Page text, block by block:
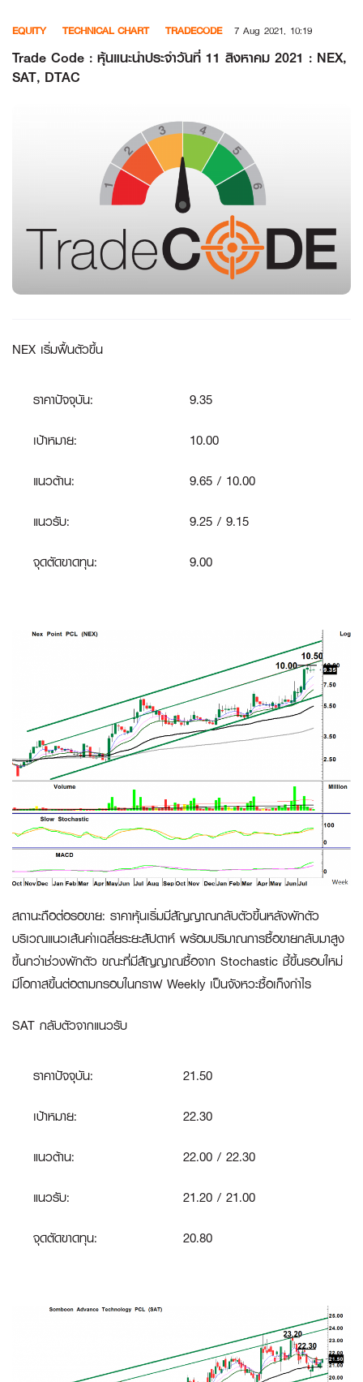
content
EQUITY TECHNICAL CHART TRADECODE 7 Aug 2021, 10:19
Trade Code : หุ้นแนะนำประจำวันที่ 11 สิงหาคม 2021 : NEX,
SAT, DTAC
NEX เริ่มฟื้นตัวขึ้น
ราคาปัจจุบัน:
9.35
เป้าหมาย:
10.00
แนวต้าน:
9.65 / 10.00
แนวรับ:
9.25 / 9.15
จุดตัดขาดทุน: 9.00
สถานะถือต่อรอขาย: ราคาหุ้นเริ่มมีสัญญาณกลับตัวขึ้นหลังพักตัว
บริเวณแนวเส้นค่าเฉลี่ยระยะสัปดาห์ พร้อมปริมาณการซื้อขายกลับมาสูง
ขึ้นกว่าช่วงพักตัว ขณะที่มีสัญญาณซื้อจาก Stochastic ชี้ขึ้นรอบใหม่
มีโอกาสขึ้นต่อตามกรอบในกราฟ Weekly เป็นจังหวะซื้อเก็งกำไร
SAT กลับตัวจากแนวรับ
ราคาปัจจุบัน:
21.50
เป้าหมาย:
22.30
แนวต้าน:
22.00 / 22.30
แนวรับ:
21.20 / 21.00
จุดตัดขาดทุน:
20.80